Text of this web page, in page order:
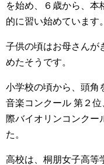
を始め、６歳から、本
的に習い始めています。
子供の頃はお母さんが
めたそうです。
小学校の頃から、頭
音楽コンクール 第２
際バイオリンコンク
た。
高校は、桐朋女子高等